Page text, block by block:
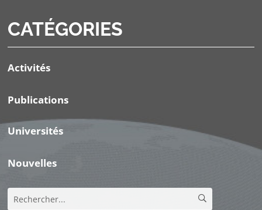
CATÉGORIES
Activités
Publications
Universités
Nouvelles